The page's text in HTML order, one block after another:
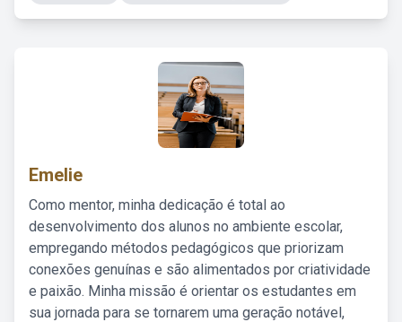
Emelie
Como mentor, minha dedicação é total ao
desenvolvimento dos alunos no ambiente escolar,
empregando métodos pedagógicos que priorizam
conexões genuínas e são alimentados por criatividade
e paixão. Minha missão é orientar os estudantes em
sua jornada para se tornarem uma geração notável,